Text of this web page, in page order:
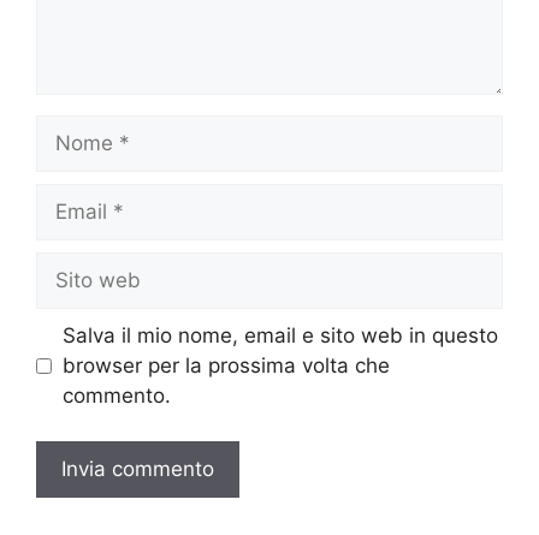
web
Salva il mio nome, email e sito web in questo
browser per la prossima volta che
commento.